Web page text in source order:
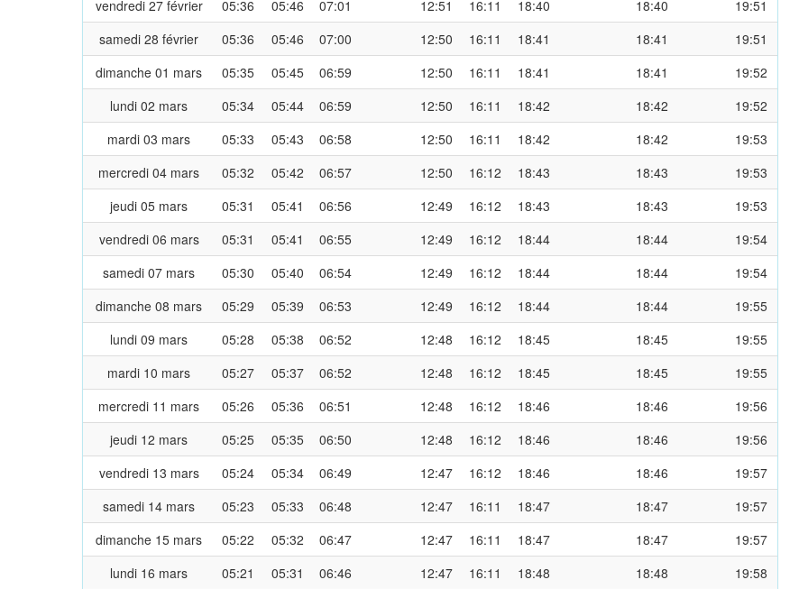
vendredi 27 février
05:36 05:46 07:01 12:51 16:11 18:40 18:40
19:51
samedi 28 février
05:36 05:46 07:00 12:50 16:11 18:41 18:41
19:51
dimanche 01 mars
05:35 05:45 06:59 12:50 16:11 18:41 18:41
19:52
lundi 02 mars
05:34 05:44 06:59 12:50 16:11 18:42 18:42
19:52
mardi 03 mars
05:33 05:43 06:58 12:50 16:11 18:42 18:42
19:53
mercredi 04 mars
05:32 05:42 06:57 12:50 16:12 18:43 18:43
19:53
jeudi 05 mars
05:31 05:41 06:56 12:49 16:12 18:43 18:43
19:53
vendredi 06 mars
05:31 05:41 06:55 12:49 16:12 18:44 18:44
19:54
samedi 07 mars
05:30 05:40 06:54 12:49 16:12 18:44 18:44
19:54
dimanche 08 mars
05:29 05:39 06:53 12:49 16:12 18:44 18:44
19:55
lundi 09 mars
05:28 05:38 06:52 12:48 16:12 18:45 18:45
19:55
mardi 10 mars
05:27 05:37 06:52 12:48 16:12 18:45 18:45
19:55
mercredi 11 mars
05:26 05:36 06:51 12:48 16:12 18:46 18:46
19:56
jeudi 12 mars
05:25 05:35 06:50 12:48 16:12 18:46 18:46
19:56
vendredi 13 mars
05:24 05:34 06:49 12:47 16:12 18:46 18:46
19:57
samedi 14 mars
05:23 05:33 06:48 12:47 16:11 18:47 18:47
19:57
dimanche 15 mars
05:22 05:32 06:47 12:47 16:11 18:47 18:47
19:57
lundi 16 mars
05:21 05:31 06:46 12:47 16:11 18:48 18:48
19:58